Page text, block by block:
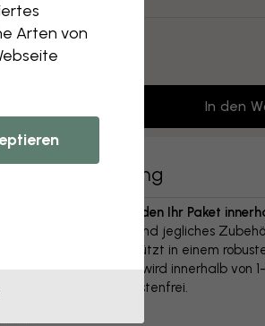
In den
Lieferung
Wir versenden Ihr Paket
Ihr Poster und jegliches
und geschützt in einem
Das Paket wird innerhalb von
versandkostenfrei.
Arten von